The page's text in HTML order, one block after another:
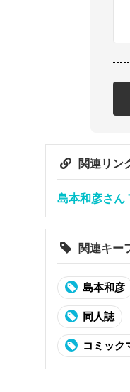
関連リン
島本和彦さ
関連キー
島本和彦
同人誌
コミック